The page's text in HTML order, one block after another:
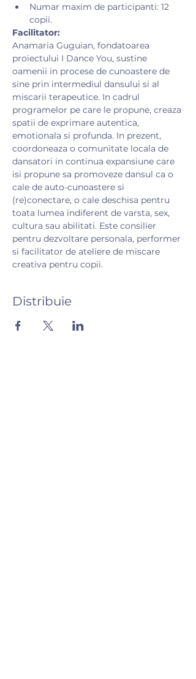
Numar maxim de participanti: 12
copii.
Facilitator:
Anamaria Guguian, fondatoarea
proiectului I Dance You, sustine
oamenii in procese de cunoastere de
sine prin intermediul dansului si al
miscarii terapeutice. In cadrul
programelor pe care le propune, creaza
spatii de exprimare autentica,
emotionala si profunda. In prezent,
coordoneaza o comunitate locala de
dansatori in continua expansiune care
isi propune sa promoveze dansul ca o
cale de auto-cunoastere si
(re)conectare, o cale deschisa pentru
toata lumea indiferent de varsta, sex,
cultura sau abilitati. Este consilier
pentru dezvoltare personala, performer
si facilitator de ateliere de miscare
creativa pentru copii.
Distribuie